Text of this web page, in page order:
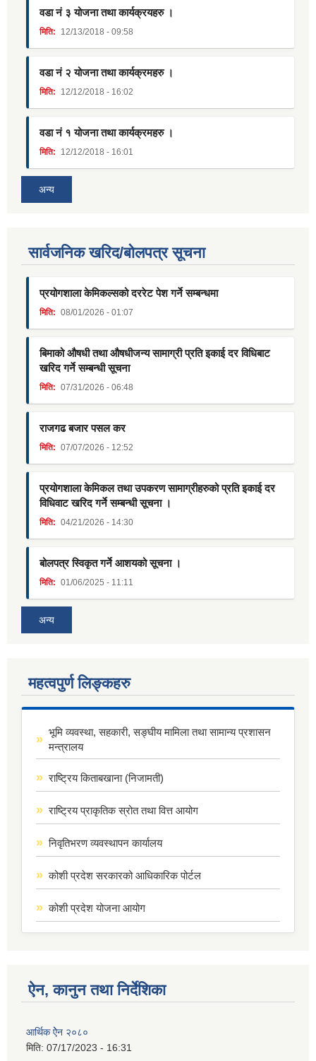
वडा नं ३ योजना तथा कार्यक्रयहरु ।
मिति: 12/13/2018 - 09:58
वडा नं २ योजना तथा कार्यक्रमहरु ।
मिति: 12/12/2018 - 16:02
वडा नं १ योजना तथा कार्यक्रमहरु ।
मिति: 12/12/2018 - 16:01
अन्य
सार्वजनिक खरिद/बोलपत्र सूचना
प्रयोगशाला केमिकल्सको दररेट पेश गर्ने सम्बन्धमा
मिति: 08/01/2026 - 01:07
बिमाको औषधी तथा औषधीजन्य सामाग्री प्रति इकाई दर विधिबाट
खरिद गर्ने सम्बन्धी सूचना
मिति: 07/31/2026 - 06:48
राजगढ बजार पसल कर
मिति: 07/07/2026 - 12:52
प्रयोगशाला केमिकल तथा उपकरण सामाग्रीहरुको प्रति इकाई दर
विधिवाट खरिद गर्ने सम्बन्धी सूचना ।
मिति: 04/21/2026 - 14:30
बोलपत्र स्विकृत गर्ने आशयको सूचना ।
मिति: 01/06/2025 - 11:11
अन्य
महत्वपुर्ण लिङ्कहरु
भूमि व्यवस्था, सहकारी, सङ्घीय मामिला तथा सामान्य प्रशासन
मन्त्रालय
राष्ट्रिय किताबखाना (निजामती)
राष्ट्रिय प्राकृतिक स्रोत तथा वित्त आयोग
निवृतिभरण व्यवस्थापन कार्यालय
कोशी प्रदेश सरकारको आधिकारिक पोर्टल
कोशी प्रदेश योजना आयोग
ऐन, कानुन तथा निर्देशिका
आर्थिक ऐेन २०८०
मिति: 07/17/2023 - 16:31